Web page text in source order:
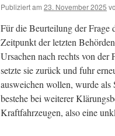
Publiziert am 23. November 2025
Für die Beurteilung der Frage
Zeitpunkt der letzten
Ursachen nach rechts von
setzte sie zurück und fuhr
ausweichen wollen, wurde als
bestehe bei weiterer
Kraftfahrzeugen, also eine